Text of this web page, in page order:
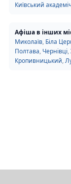
Київський
Афіша в інших
Миколаїв, Біла
Полтава, Чернівці,
Кропивницький,